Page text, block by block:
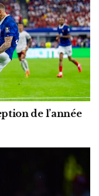
de l’année